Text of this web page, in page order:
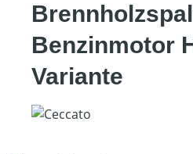
Benzinmotor
Variante